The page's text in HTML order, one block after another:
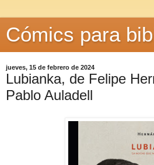
Cómics para
jueves, 15 de febrero de 2024
Lubianka, de Felipe
Pablo Auladell